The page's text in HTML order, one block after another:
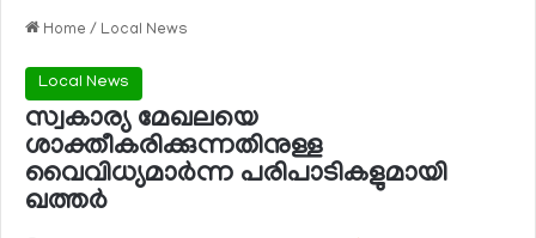
Home / Local News
Local News
സ്വകാര്യ മേഖലയെ
ശാക്തീകരിക്കുന്നതിനുള്ള
വൈവിധ്യമാര്‍ന്ന പരിപാടികളുമായി
ഖത്തര്‍